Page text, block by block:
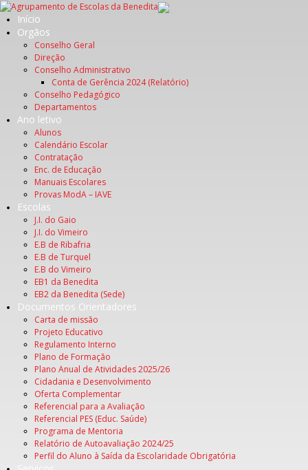
Início
Orgãos
Conselho Geral
Direção
Conselho Administrativo
Conta de Gerência 2024 (Relatório)
Conselho Pedagógico
Departamentos
Ano letivo
Alunos
Calendário Escolar
Contratação
Enc. de Educação
Manuais Escolares
Provas ModA – IAVE
Escolas
J.I. do Gaio
J.I. do Vimeiro
E.B de Ribafria
E.B de Turquel
E.B do Vimeiro
EB1 da Benedita
EB2 da Benedita (Sede)
Documentos Orientadores
Carta de missão
Projeto Educativo
Regulamento Interno
Plano de Formação
Plano Anual de Atividades 2025/26
Cidadania e Desenvolvimento
Oferta Complementar
Referencial para a Avaliação
Referencial PES (Educ. Saúde)
Programa de Mentoria
Relatório de Autoavaliação 2024/25
Perfil do Aluno à Saída da Escolaridade Obrigatória